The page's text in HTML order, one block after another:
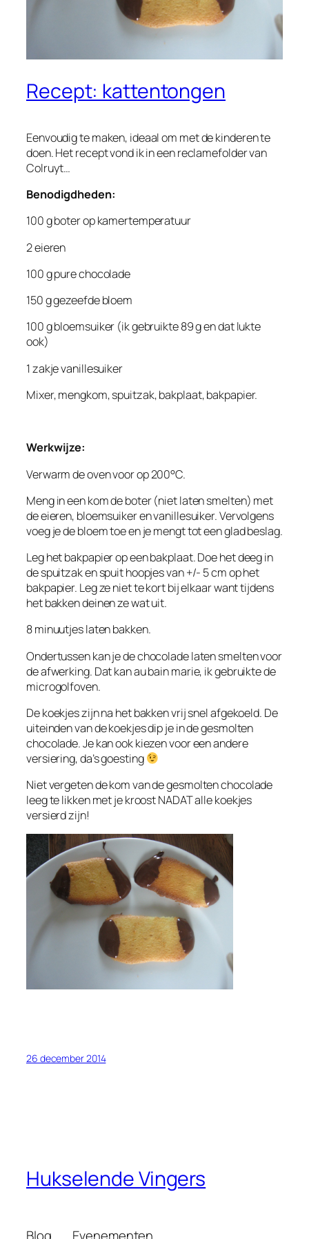
Recept: kattentongen
Eenvoudig te maken, ideaal om met de kinderen te
doen. Het recept vond ik in een reclamefolder van
Colruyt…
Benodigdheden:
100 g boter op kamertemperatuur
2 eieren
100 g pure chocolade
150 g gezeefde bloem
100 g bloemsuiker (ik gebruikte 89 g en dat lukte
ook)
1 zakje vanillesuiker
Mixer, mengkom, spuitzak, bakplaat, bakpapier.
Werkwijze:
Verwarm de oven voor op 200°C.
Meng in een kom de boter (niet laten smelten) met
de eieren, bloemsuiker en vanillesuiker. Vervolgens
voeg je de bloem toe en je mengt tot een glad beslag.
Leg het bakpapier op een bakplaat. Doe het deeg in
de spuitzak en spuit hoopjes van +/- 5 cm op het
bakpapier. Leg ze niet te kort bij elkaar want tijdens
het bakken deinen ze wat uit.
8 minuutjes laten bakken.
Ondertussen kan je de chocolade laten smelten voor
de afwerking. Dat kan au bain marie, ik gebruikte de
microgolfoven.
De koekjes zijn na het bakken vrij snel afgekoeld. De
uiteinden van de koekjes dip je in de gesmolten
chocolade. Je kan ook kiezen voor een andere
versiering, da’s goesting
Niet vergeten de kom van de gesmolten chocolade
leeg te likken met je kroost NADAT alle koekjes
versierd zijn!
26 december 2014
Hukselende Vingers
Blog Evenementen